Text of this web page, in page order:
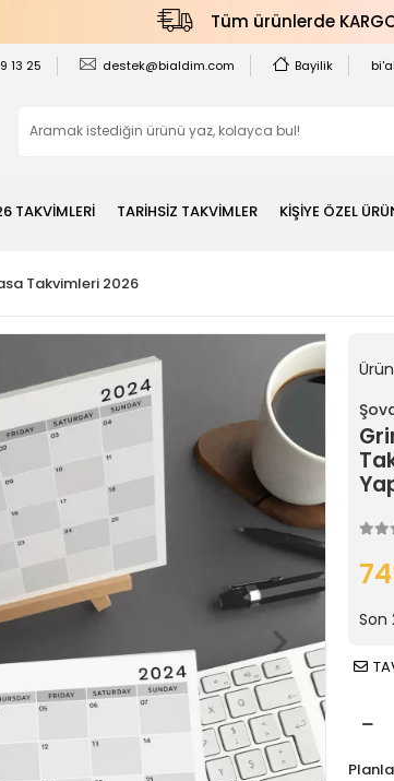
Tüm ürünlerde
13 25 destek@bialdim.com Bayilik
TAKVİMLERİ TARİHSİZ TAKVİMLER KİŞİYE ÖZEL
Takvimleri 2026
Son